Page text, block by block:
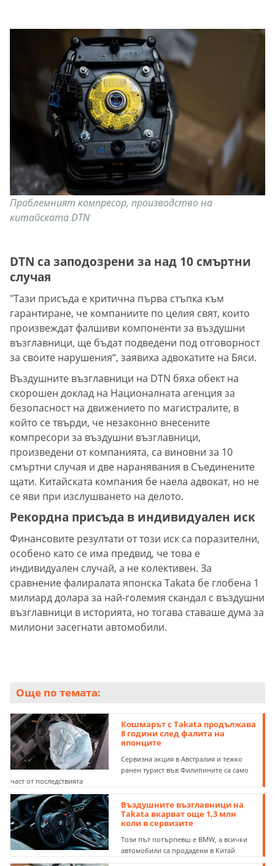
Проблемният компресор, производство на
китайската DTN
DTN са заподозрени за над 10 смъртни
случая
"Тази присъда е критична първа стъпка към
гарантиране, че компаниите по целия свят, които
произвеждат фалшиви компоненти за въздушни
възглавници, ще бъдат подведени под отговорност
за своите нарушения“, заявиха адвокатите на Бяси.
Въздушните възглавници на DTN бяха обект на
скорошен доклад на Националната агенция за
безопасност на движението по магистралите, в
който се твърди, че незаконно внесените
компресори за въздушни възглавници,
произведени от компанията, са виновни за 10
смъртни случая и две наранявания в Съединените
щати. Китайската компания бе наела адвокат, но не
се яви при изслушването на делото.
Рекордна присъда в индивидуален иск
Финансовите резултати от този иск са поразителни,
особено като се има предвид, че това е
индивидуален случай, а не колективен. За
сравнение фалиралата японска Takata бе глобена 1
милиард долара за най-големия скандал с въздушни
възглавници в историята, но тогава ставаше дума за
милиони засегнати автомобили.
Още по темата:
Кошмарът с Takata продължава
8 години след фалита на
японците
Сервизна акция в Австралия и тежко
ранен турист във Филипините са само
част от последствията
Въздушните възглавници на
Takata вкарват още 1,3 млн
коли в сервизите
Този път потърпевш е BMW, а всички
автомобили са продадени в Китай